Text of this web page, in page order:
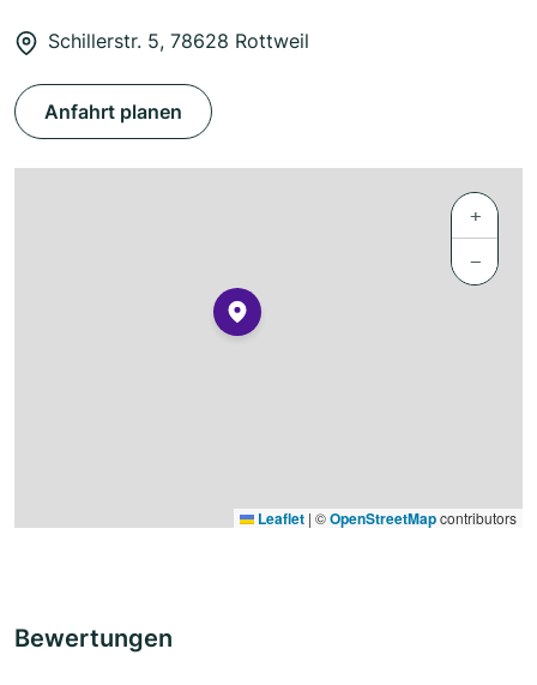
Schillerstr. 5, 78628 Rottweil
Anfahrt planen
+
−
Leaflet | ©OpenStreetMapcontributors
Bewertungen